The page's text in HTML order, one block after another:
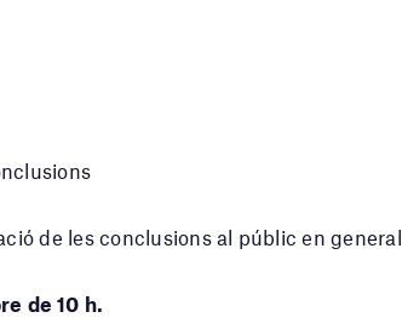
de les conclusions al públic en general
de 10 h.